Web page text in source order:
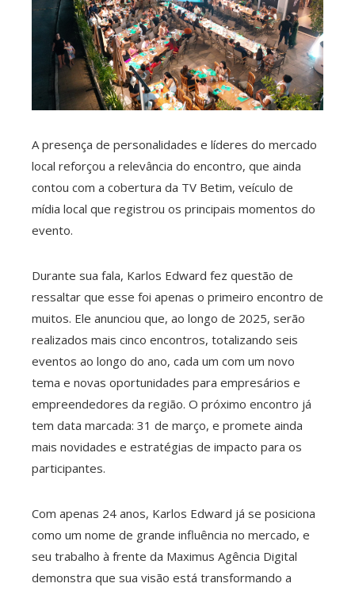
A presença de personalidades e líderes do mercado
local reforçou a relevância do encontro, que ainda
contou com a cobertura da TV Betim, veículo de
mídia local que registrou os principais momentos do
evento.
Durante sua fala, Karlos Edward fez questão de
ressaltar que esse foi apenas o primeiro encontro de
muitos. Ele anunciou que, ao longo de 2025, serão
realizados mais cinco encontros, totalizando seis
eventos ao longo do ano, cada um com um novo
tema e novas oportunidades para empresários e
empreendedores da região. O próximo encontro já
tem data marcada: 31 de março, e promete ainda
mais novidades e estratégias de impacto para os
participantes.
Com apenas 24 anos, Karlos Edward já se posiciona
como um nome de grande influência no mercado, e
seu trabalho à frente da Maximus Agência Digital
demonstra que sua visão está transformando a